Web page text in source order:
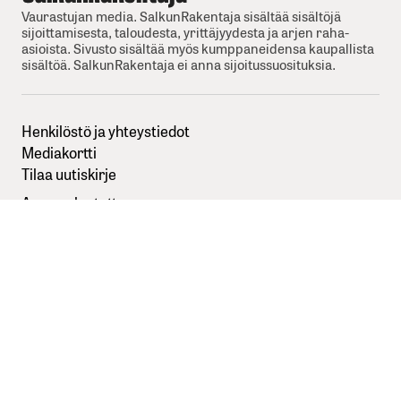
Vaurastujan media. SalkunRakentaja sisältää sisältöjä
sijoittamisesta, taloudesta, yrittäjyydesta ja arjen raha-
asioista. Sivusto sisältää myös kumppaneidensa kaupallista
sisältöä. SalkunRakentaja ei anna sijoitussuosituksia.
Henkilöstö ja yhteystiedot
Mediakortti
Tilaa uutiskirje
Anna palautetta